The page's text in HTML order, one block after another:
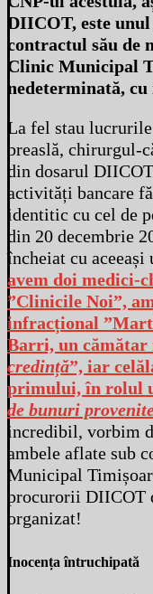
DIICOT, este unul
contractul său de
Clinic Municipal
nedeterminată,
La fel stau
breaslă, chirurgul-
din dosarul
activități bancare
identitic cu cel de
din 20 decembrie
încheiat cu aceeași
avem doi medici-
”Clinicile Noi”,
infracțional
Barri, un cămătar
credință”, iar
primului, în rolul
de bunuri
incredibil, vorbim
ambele aflate sub
Municipal
procurorii DIICOT
organizat!
Inocența întruchipată